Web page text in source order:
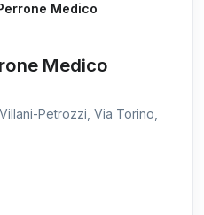
Medico
Medico
Petrozzi, Via Torino,